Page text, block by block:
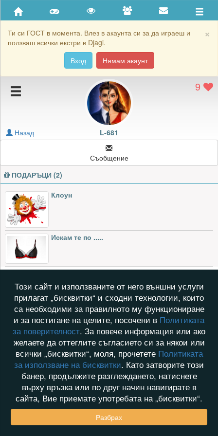
×
Ти си ГОСТ в момента. Влез в акаунта си за да играеш и
ползваш всички екстри в Djagi.
Вход
Нямам акаунт
Приятели
Хронология на игри
Подаръците на L-681
Блокирай L-681
9
L-681
Назад
Съобщение
ПОДАРЪЦИ (2)
Клоун
Искам те по .....
Този сайт и използваните от него външни услуги
прилагат „бисквитки“ и сходни технологии, които
са необходими за правилното му функциониране
и за постигане на целите, посочени в Политиката
за поверителност. За повече информация или ако
желаете да оттеглите съгласието си за някои или
всички „бисквитки“, моля, прочетете Политиката
за използване на бисквитки. Като затворите този
банер, продължите разглеждането, натиснете
върху връзка или по друг начин навигирате в
сайта, Вие приемате употребата на „бисквитки“.
Разбрах